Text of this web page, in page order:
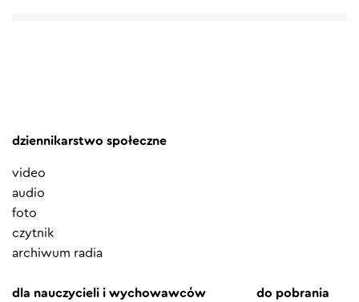
dziennikarstwo społeczne
video
audio
foto
czytnik
archiwum radia
dla nauczycieli i wychowawców do pobrania